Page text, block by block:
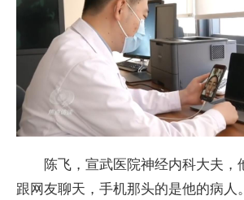
陈飞，宣武医院神经内科大夫，
跟网友聊天，手机那头的是他的病人